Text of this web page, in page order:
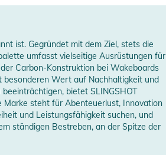
ist. Gegründet mit dem Ziel, stets die
umfasst vielseitige Ausrüstungen für
Carbon-Konstruktion bei Wakeboards
besonderen Wert auf Nachhaltigkeit und
bietet SLINGSHOT
steht für Abenteuerlust, Innovation
und Leistungsfähigkeit suchen, und
ständigen Bestreben, an der Spitze der